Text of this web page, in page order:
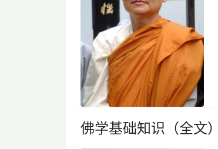
佛学基础知识（全文）